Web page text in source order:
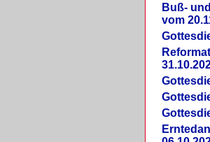
Buß-
vom